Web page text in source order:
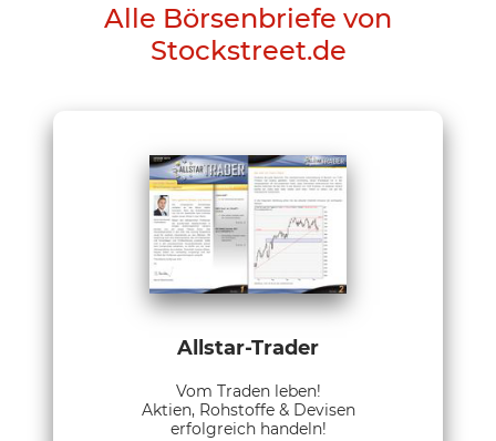
Alle Börsenbriefe von
Stockstreet.de
Allstar-Trader
Vom Traden leben!
Aktien, Rohstoffe & Devisen
erfolgreich handeln!